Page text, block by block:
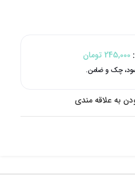
245,000 تومان
به علاقه مندی